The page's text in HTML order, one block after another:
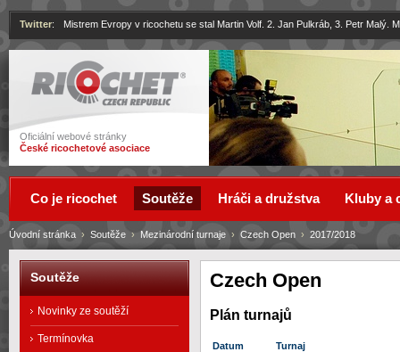
Ricochet
Oficiální webové stránky
České ricochetové asociace
Twitter: Mistrem Evropy v ricochetu se stal Martin Volf. 2. Jan Pulkráb, 3. Petr Malý.
Czech Open
Plán turnajů
Datum Turnaj
Úvodní stránka › Soutěže › Mezinárodní turnaje › Czech Open › 2017/2018
Co je ricochet Soutěže Hráči a družstva Kluby a
Soutěže
Novinky ze soutěží
Termínovka